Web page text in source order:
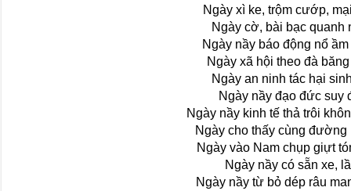
Ngày xì ke, trộm cướp,
Ngày cờ, bài bạc quanh
Ngày nầy báo động nổ
Ngày xã hội theo đà
Ngày an ninh tác hại
Ngày nầy đạo đức suy
Ngày nầy kinh tế thả trôi
Ngày cho thấy cùng đường
Ngày vào Nam chụp giựt
Ngày nầy có sẵn xe,
Ngày nầy từ bỏ dép râu